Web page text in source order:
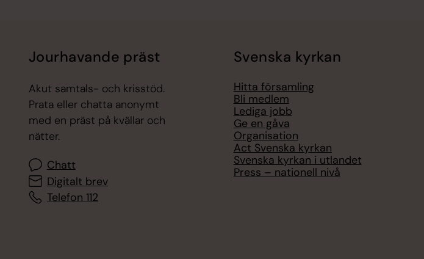
Jourhavande präst
Akut samtals- och krisstöd.
Prata eller chatta anonymt
med en präst på kvällar och
nätter.
Chatt
Digitalt brev
Telefon 112
Svenska kyrkan
Hitta församling
Bli medlem
Lediga jobb
Ge en gåva
Organisation
Act Svenska kyrkan
Svenska kyrkan i utlandet
Press – nationell nivå